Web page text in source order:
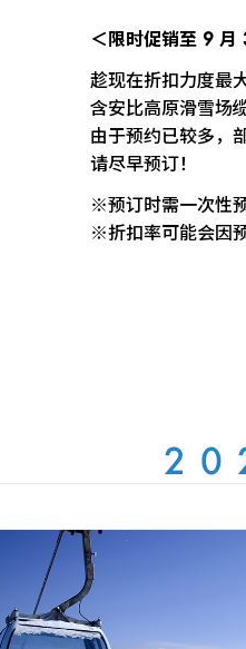
＜限时促销至 9 月
趁现在折扣力度最
含安比高原滑雪场
由于预约已较多，
请尽早预订！
※预订时需一次性
※折扣率可能会因